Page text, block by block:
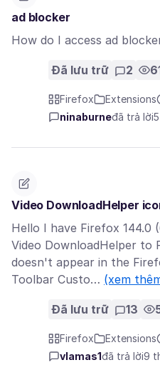
ad blocker
How do I access ad
Đã lưu trữ 2
Firefox Extensions
ninaburneđã trả lời
Video DownloadHelper
Hello I have Firefox 144.0
Video DownloadHelper to
doesn't appear in the
Toolbar Custo… (xem
Đã lưu trữ 13
Firefox Extensions
vlamas1đã trả lời9